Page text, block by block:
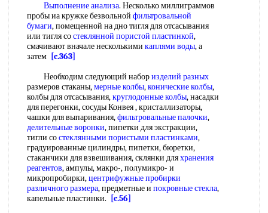
Выполнение анализа. Несколько миллиграммов
пробы иа кружке безвольной фильтровальной
бумаги, помещенной на дно тигля для отсасывания
или тигля состеклянной пористой пластинкой,
смачивают вначале несколькими каплями воды, а
затем [c.363]
Необходим следующий наборизделий разных
размеров стаканы,мерные колбы,конические колбы,
колбы для отсасывания,круглодонные колбы, насадки
для перегонки, сосуды Конвея , кристаллизаторы,
чашки для выпаривания,фильтровальные палочки,
делительные воронки, пипетки для экстракции,
тигли состеклянными пористыми пластинками,
градуированные цилиндры, пипетки, бюретки,
стаканчики для взвешивания, склянки дляхранения
реагентов, ампулы, макро-, полумикро- и
микропробирки,центрифужные пробирки
различного размера, предметные и покровные стекла,
капельные пластинки.
[c.56]